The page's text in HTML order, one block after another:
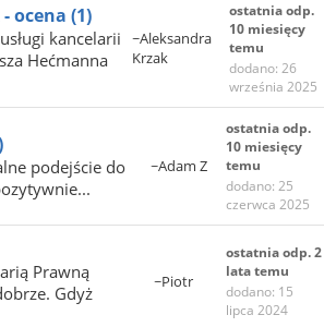
ocena (1)
kancelarii
Hećmanna
~Aleksandra
Krzak
ostatnia odp.
10 miesięcy
temu
dodano: 26
września 2025
podejście do
~Adam Z
ostatnia odp.
10 miesięcy
temu
dodano: 25
czerwca 2025
Prawną
Gdyż
~Piotr
ostatnia odp. 2
lata temu
dodano: 15
lipca 2024